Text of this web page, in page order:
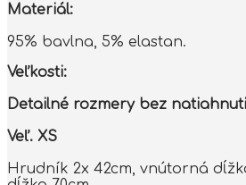
Materiál:
95% bavlna, 5% elastan.
Veľkosti:
Detailné rozmery bez
Veľ. XS
Hrudník 2x 42cm, vnútorná